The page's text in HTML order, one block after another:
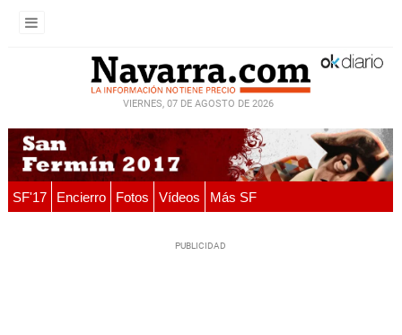
VIERNES, 07 DE AGOSTO DE 2026
SF'17 Encierro Fotos Vídeos Más SF